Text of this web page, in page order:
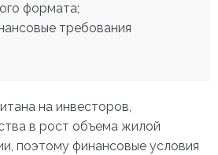
формата;
требования
на инвесторов,
в рост объема жилой
поэтому финансовые условия